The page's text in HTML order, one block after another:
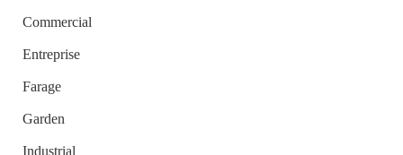
Commercial
Entreprise
Farage
Garden
Industrial